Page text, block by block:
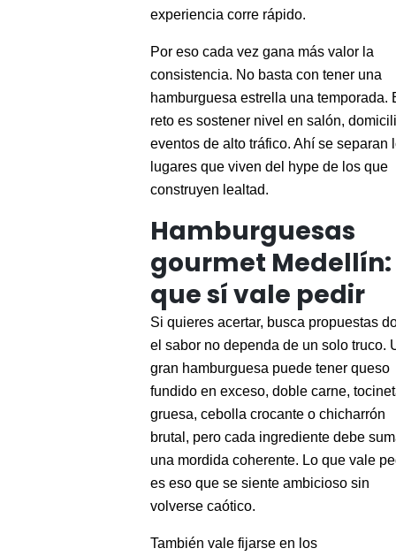
experiencia corre rápido.
Por eso cada vez gana más valor la
consistencia. No basta con tener una
hamburguesa estrella una temporada.
reto es sostener nivel en salón,
eventos de alto tráfico. Ahí se separan
lugares que viven del hype de los que
construyen lealtad.
Hamburguesas
gourmet Medellín:
que sí vale pedir
Si quieres acertar, busca propuestas
el sabor no dependa de un solo truco.
gran hamburguesa puede tener queso
fundido en exceso, doble carne,
gruesa, cebolla crocante o chicharrón
brutal, pero cada ingrediente debe
una mordida coherente. Lo que vale
es eso que se siente ambicioso sin
volverse caótico.
También vale fijarse en los